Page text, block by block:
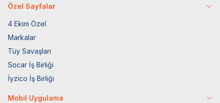
Özel Sayfalar
4 Ekim Özel
Markalar
Tüy Savaşları
Socar İş Birliği
İyzico İş Birliği
Mobil Uygulama